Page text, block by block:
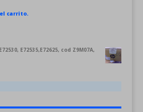
carrito.
E72535,E72625, cod Z9M07A,